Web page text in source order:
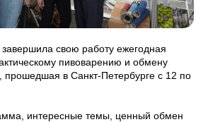
свою работу ежегодная
пивоварению и обмену
прошедшая в Санкт-Петербурге с 12 по
интересные темы, ценный обмен